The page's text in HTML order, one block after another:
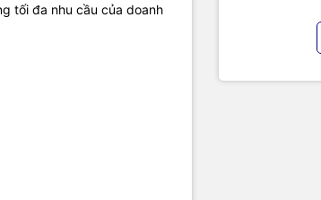
tối đa nhu cầu của doanh